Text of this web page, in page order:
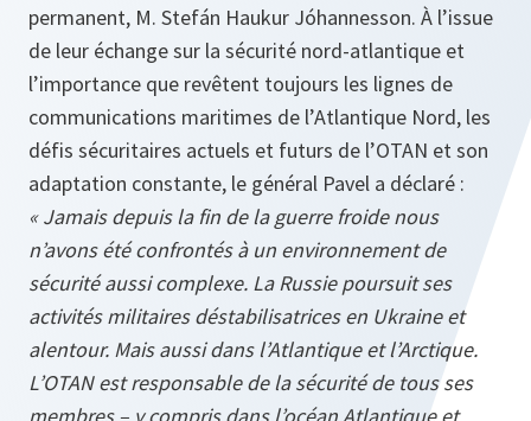
permanent, M. Stefán Haukur Jóhannesson. À l’issue
de leur échange sur la sécurité nord-atlantique et
l’importance que revêtent toujours les lignes de
communications maritimes de l’Atlantique Nord, les
défis sécuritaires actuels et futurs de l’OTAN et son
adaptation constante, le général Pavel a déclaré :
« Jamais depuis la fin de la guerre froide nous
n’avons été confrontés à un environnement de
sécurité aussi complexe. La Russie poursuit ses
activités militaires déstabilisatrices en Ukraine et
alentour. Mais aussi dans l’Atlantique et l’Arctique.
L’OTAN est responsable de la sécurité de tous ses